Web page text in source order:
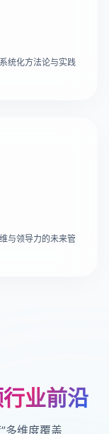
统化方法论与实践
与领导力的未来管
业前沿
多维度覆盖